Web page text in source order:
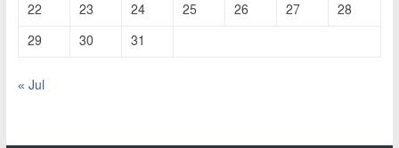
22
23 24 25 26 27
28
29
30 31
« Jul